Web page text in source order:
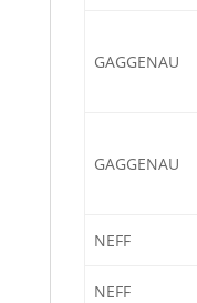
GAGGENAU
GAGGENAU
NEFF
NEFF